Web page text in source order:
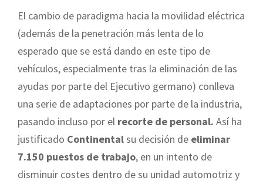
El cambio de paradigma hacia la movilidad eléctrica
(además de la penetración más lenta de lo
esperado que se está dando en este tipo de
vehículos, especialmente tras la eliminación de las
ayudas por parte del Ejecutivo germano) conlleva
una serie de adaptaciones por parte de la industria,
pasando incluso por el recorte de personal. Así ha
justificado Continentalsu decisión de eliminar
7.150 puestos de trabajo, en un intento de
disminuir costes dentro de su unidad automotriz y